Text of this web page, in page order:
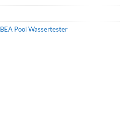
BEA Pool Wassertester